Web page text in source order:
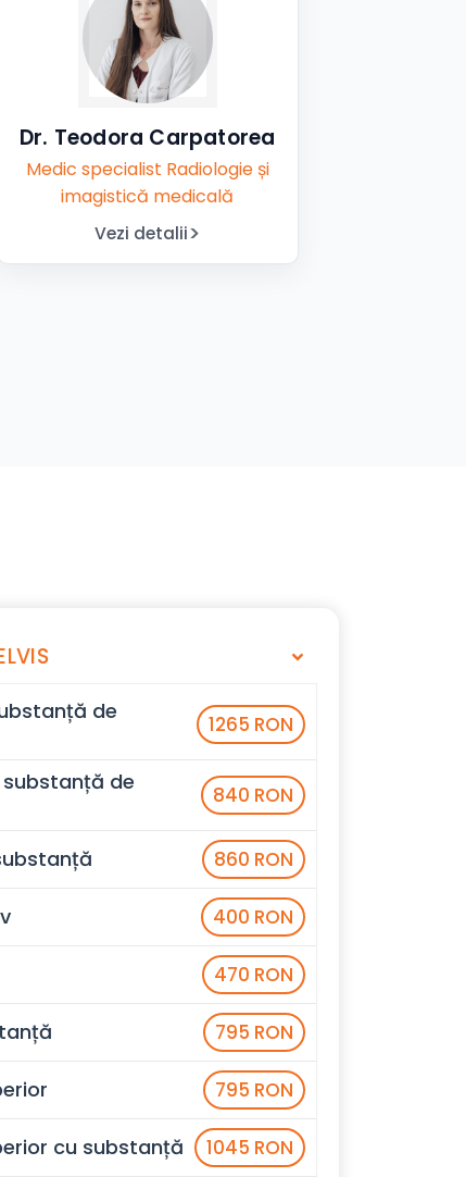
Dr. Teodora Carpatorea
Medic specialist Radiologie și
imagistică medicală
Vezi detalii
de
1265 RON
de
840 RON
860 RON
400 RON
470 RON
795 RON
795 RON
cu substanță 1045 RON